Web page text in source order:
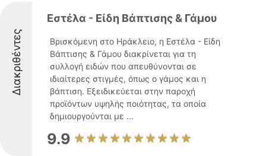
Διακριθέντες
Εστέλα - Είδη Βάπτισης & Γάμου
Βρισκόμενη στο Ηράκλειο, η Εστέλα - Είδη
Βάπτισης & Γάμου διακρίνεται για τη
συλλογή ειδών που απευθύνονται σε
ιδιαίτερες στιγμές, όπως ο γάμος και η
βάπτιση. Εξειδικεύεται στην παροχή
προϊόντων υψηλής ποιότητας, τα οποία
δημιουργούνται με ...
9.9